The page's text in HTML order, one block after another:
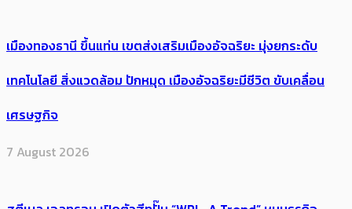
เมืองทองธานี ขึ้นแท่น เขตส่งเสริมเมืองอัจฉริยะ มุ่งยกระดับ
เทคโนโลยี สิ่งแวดล้อม ปักหมุด เมืองอัจฉริยะมีชีวิต ขับเคลื่อน
เศรษฐกิจ
7 August 2026